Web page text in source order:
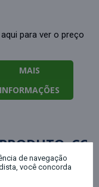
para ver o preço
MAIS
INFORMAÇÕES
de navegação
você concorda